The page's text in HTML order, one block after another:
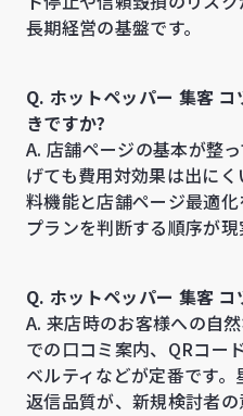
長期経営の基盤です。
Q. ホットペッパー 集客
きですか?
A. 店舗ページの基本が整
げても費用対効果は出に
料機能と店舗ページ最適
プランを判断する順序が現
Q. ホットペッパー 集客
A. 来店時のお客様への自
での口コミ案内、QRコー
ベルティなどが定番です
返信品質が、新規検討者の